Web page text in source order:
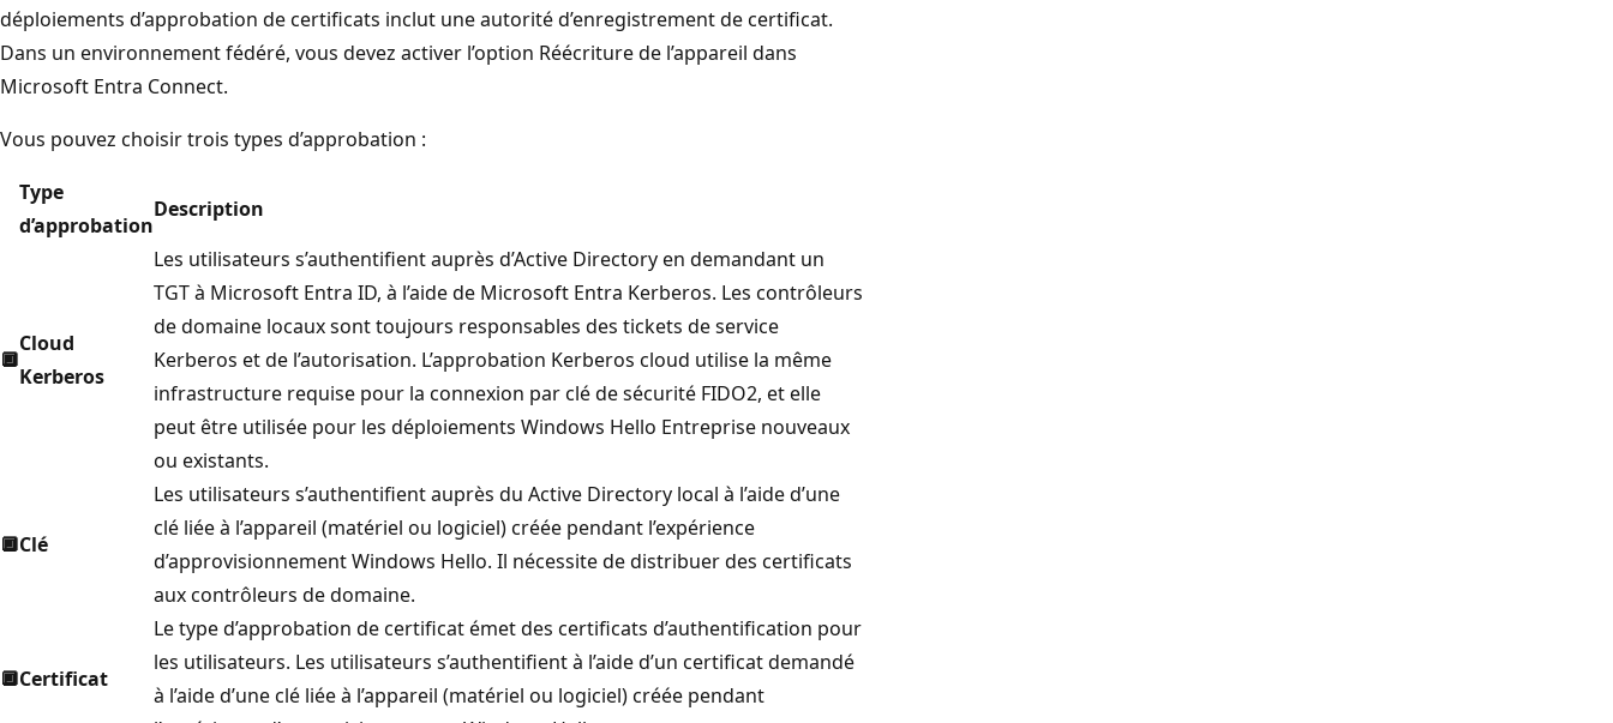
déploiements d’approbation de certificats inclut une autorité d’enregistrement de certificat.
Dans un environnement fédéré, vous devez activer l’option Réécriture de l’appareil dans
Microsoft Entra Connect.
Vous pouvez choisir trois types d’approbation :
Type
d’approbation
Description
🔲
Cloud
Kerberos
Les utilisateurs s’authentifient auprès d’Active Directory en demandant un
TGT à Microsoft Entra ID, à l’aide de Microsoft Entra Kerberos. Les contrôleurs
de domaine locaux sont toujours responsables des tickets de service
Kerberos et de l’autorisation. L’approbation Kerberos cloud utilise la même
infrastructure requise pour la connexion par clé de sécurité FIDO2, et elle
peut être utilisée pour les déploiements Windows Hello Entreprise nouveaux
ou existants.
🔲Clé
Les utilisateurs s’authentifient auprès du Active Directory local à l’aide d’une
clé liée à l’appareil (matériel ou logiciel) créée pendant l’expérience
d’approvisionnement Windows Hello. Il nécessite de distribuer des certificats
aux contrôleurs de domaine.
🔲Certificat
Le type d’approbation de certificat émet des certificats d’authentification pour
les utilisateurs. Les utilisateurs s’authentifient à l’aide d’un certificat demandé
à l’aide d’une clé liée à l’appareil (matériel ou logiciel) créée pendant